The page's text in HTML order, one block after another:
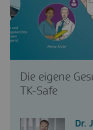
Die eigene
TK-Safe
Dr.